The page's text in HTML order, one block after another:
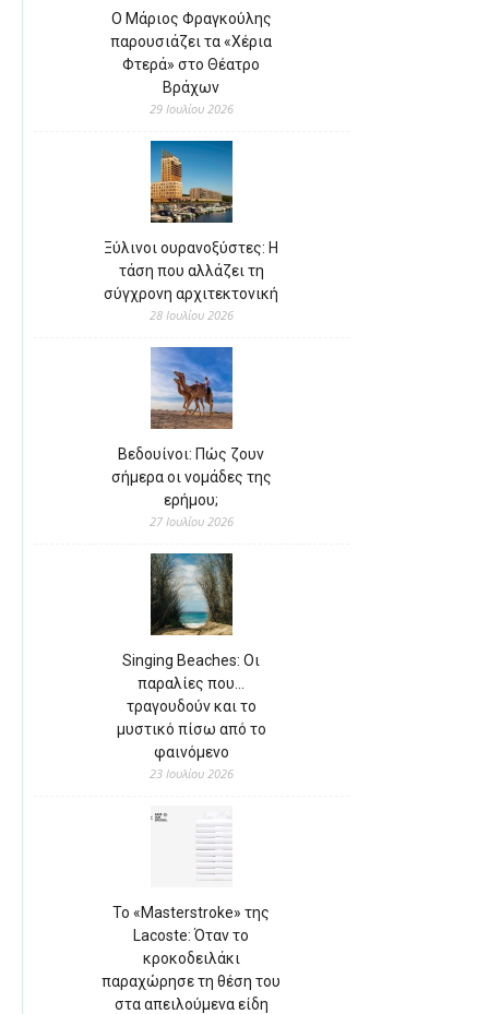
Ο Μάριος Φραγκούλης
παρουσιάζει τα «Χέρια
Φτερά» στο Θέατρο
Βράχων
29 Ιουλίου 2026
Ξύλινοι ουρανοξύστες: Η
τάση που αλλάζει τη
σύγχρονη αρχιτεκτονική
28 Ιουλίου 2026
Βεδουίνοι: Πώς ζουν
σήμερα οι νομάδες της
ερήμου;
27 Ιουλίου 2026
Singing Beaches: Οι
παραλίες που…
τραγουδούν και το
μυστικό πίσω από το
φαινόμενο
23 Ιουλίου 2026
Το «Masterstroke» της
Lacoste: Όταν το
κροκοδειλάκι
παραχώρησε τη θέση του
στα απειλούμενα είδη